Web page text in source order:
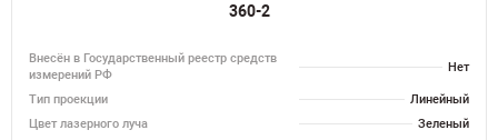
360-2
Внесён в Государственный реестр средств
измерений РФ
Нет
Тип проекции
Линейный
Цвет лазерного луча
Зеленый